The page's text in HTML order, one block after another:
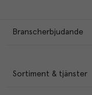
Branscherbjudande
Sortiment & tjänster